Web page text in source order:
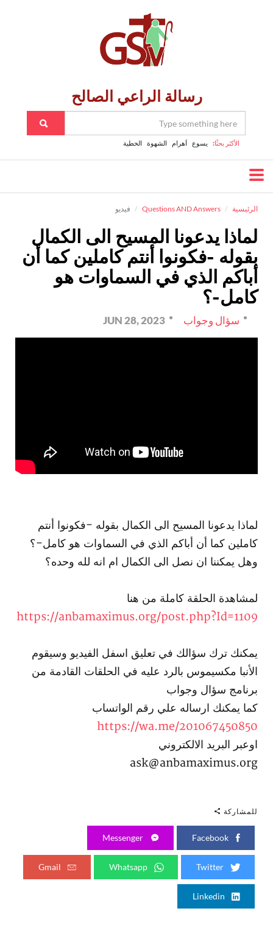
رسالة الراعي الصالح
الأكثر بحثًا: يسوع اَهرام الشهوة الخطية
الرئيسية Questions AND Answers فيديو
لماذا يدعونا المسيح الى الكمال
بقوله -فكونوا أنتم كاملين كما أن
أباكم الذي في السماوات هو
كامل-؟
سؤال وجواب JUN 28, 2023
لماذا يدعونا المسيح الى الكمال بقوله -فكونوا أنتم
كاملين كما أن أباكم الذي في السماوات هو كامل-؟
وهل يمكننا ان نصل الى الكمال ام انه لله وحده؟
لمشاهدة الحلقة كاملة من هنا
https://anbamaximus.org/post.php?Id=1109
يمكنك ترك سؤالك في تعليق اسفل الفيديو وسيقوم
الأنبا مكسيموس بالرد عليه في الحلقات القادمة من
برنامج سؤال وجواب
كما يمكنك ارساله علي رقم الواتساب
https://wa.me/201067450850​
اوعبر البريد الالكتروني
ask@anbamaximus.org
للمشاركة